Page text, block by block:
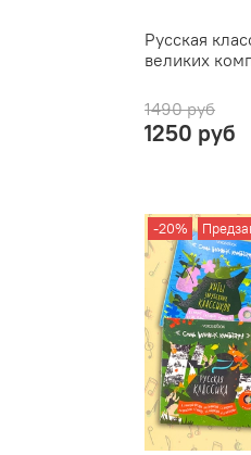
Русская
великих
1490 руб
1250 руб
-20%